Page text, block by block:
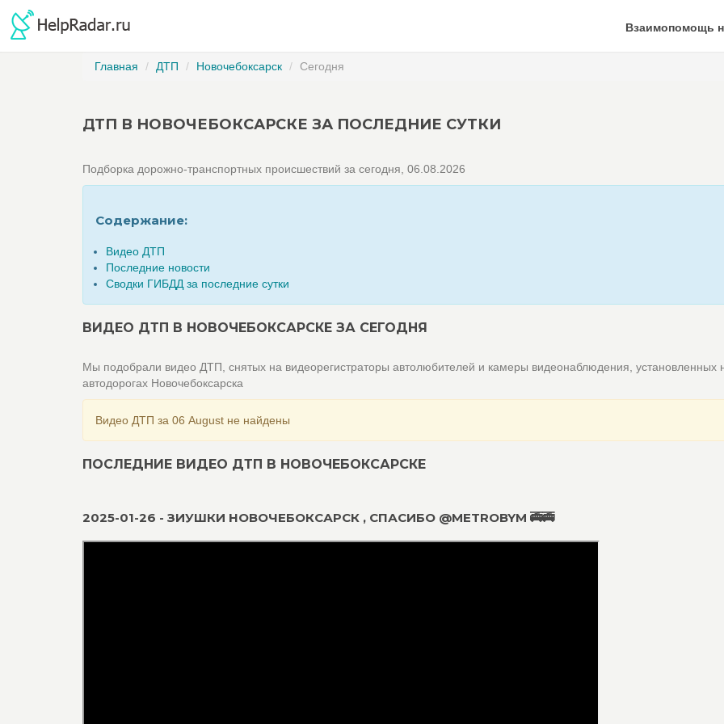
Взаимопомощь
Главная ДТП Новочебоксарск Сегодня
ДТП В НОВОЧЕБОКСАРСКЕ ЗА ПОСЛЕДНИЕ СУТКИ
Подборка дорожно-транспортных происшествий за сегодня, 06.08.2026
Содержание:
Видео ДТП
Последние новости
Сводки ГИБДД за последние сутки
ВИДЕО ДТП В НОВОЧЕБОКСАРСКЕ ЗА СЕГОДНЯ
Мы подобрали видео ДТП, снятых на видеорегистраторы автолюбителей и камеры видеонаблюдения, установленных
автодорогах Новочебоксарска
Видео ДТП за 06 August не найдены
ПОСЛЕДНИЕ ВИДЕО ДТП В НОВОЧЕБОКСАРСКЕ
2025-01-26 - ЗИУШКИ НОВОЧЕБОКСАРСК , СПАСИБО @METROBYM 🚎🚎